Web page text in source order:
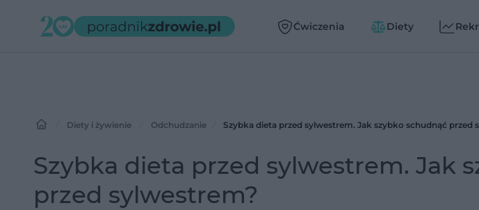
Ćwiczenia Diety
Diety i żywienie Odchudzanie Szybka dieta przed sylwestrem. Jak szybko schudnąć przed
Szybka dieta przed sylwestrem. Jak
przed sylwestrem?